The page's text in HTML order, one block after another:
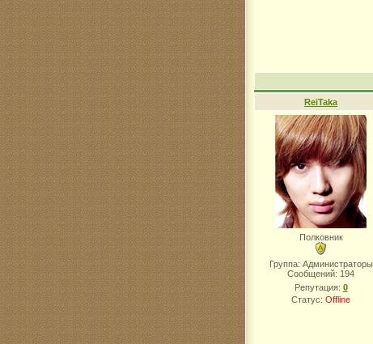
ReiTaka
Полковник
Группа: Администраторы
Сообщений: 194
Репутация: 0
Статус: Offline